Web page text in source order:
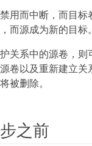
用而中断，而目
而源成为新的目标。
关系中的源卷，
卷以及重新建立
被删除。
之前